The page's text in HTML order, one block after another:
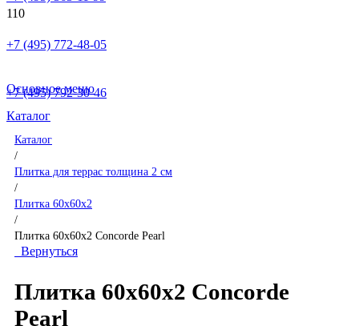
+7 (495) 772-48-05
+7 (495) 792-30-46
Основное меню
Каталог
Каталог
/
Плитка для террас толщина 2 см
/
Плитка 60x60x2
/
Плитка 60x60x2 Concorde Pearl
Вернуться
Плитка 60x60x2 Concorde
Pearl